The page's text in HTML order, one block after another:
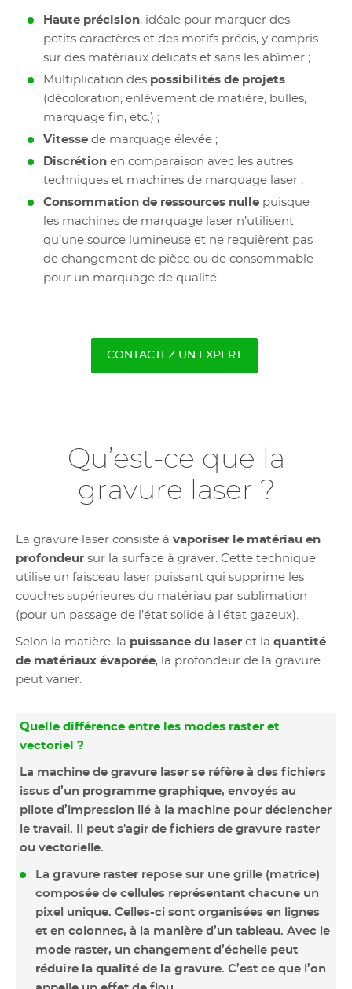
Haute précision, idéale pour marquer des
petits caractères et des motifs précis, y compris
sur des matériaux délicats et sans les abîmer ;
Multiplication des possibilités de projets
(décoloration, enlèvement de matière, bulles,
marquage fin, etc.) ;
Vitesse de marquage élevée ;
Discrétion en comparaison avec les autres
techniques et machines de marquage laser ;
Consommation de ressources nulle puisque
les machines de marquage laser n’utilisent
qu’une source lumineuse et ne requièrent pas
de changement de pièce ou de consommable
pour un marquage de qualité.
CONTACTEZ UN EXPERT
Qu’est-ce que la
gravure laser ?
La gravure laser consiste à vaporiser le matériau en
profondeur sur la surface à graver. Cette technique
utilise un faisceau laser puissant qui supprime les
couches supérieures du matériau par sublimation
(pour un passage de l’état solide à l’état gazeux).
Selon la matière, la puissance du laser et la quantité
de matériaux évaporée, la profondeur de la gravure
peut varier.
Quelle différence entre les modes raster et
vectoriel ?
La machine de gravure laser se réfère à des fichiers
issus d’un programme graphique, envoyés au
pilote d’impression lié à la machine pour déclencher
le travail. Il peut s'agir de fichiers de gravure raster
ou vectorielle.
La gravure raster repose sur une grille (matrice)
composée de cellules représentant chacune un
pixel unique. Celles-ci sont organisées en lignes
et en colonnes, à la manière d’un tableau. Avec le
mode raster, un changement d’échelle peut
réduire la qualité de la gravure. C’est ce que l’on